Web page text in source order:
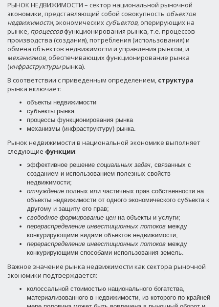
РЫНОК НЕДВИЖИМОСТИ – сектор национальной рыночной
экономики, представляющий собой совокупность объектов
недвижимости, экономических субъектов, оперирующих на
рынке, процессовфункционирования рынка, т.е. процессов
производства (создания), потребления (использования) и
обмена объектов недвижимости и управления рынком, и
механизмов, обеспечивающих функционирование рынка
(инфраструктурырынка).
В соответствии с приведенным определением, структура
рынка включает:
объекты недвижимости
субъекты рынка
процессы функционирования рынка
механизмы (инфраструктуру) рынка.
Рынок недвижимости в национальной экономике выполняет
следующие функции:
эффективное решение социальных задач, связанных с
созданием и использованием полезных свойств
недвижимости;
отчуждение полных или частичных прав собственности на
объекты недвижимости от одного экономического субъекта к
другому и защиту его прав;
свободное формирование цен на объекты и услуги;
перераспределение инвестиционных потоков между
конкурирующими видами объектов недвижимости;
перераспределение инвестиционных потоков между
конкурирующими способами использования земель.
Важное значение рынка недвижимости как сектора рыночной
экономики подтверждается:
колоссальной стоимостью национального богатства,
материализованного в недвижимости, из которого по крайней